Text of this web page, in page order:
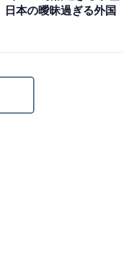
日本の曖昧過ぎる外国